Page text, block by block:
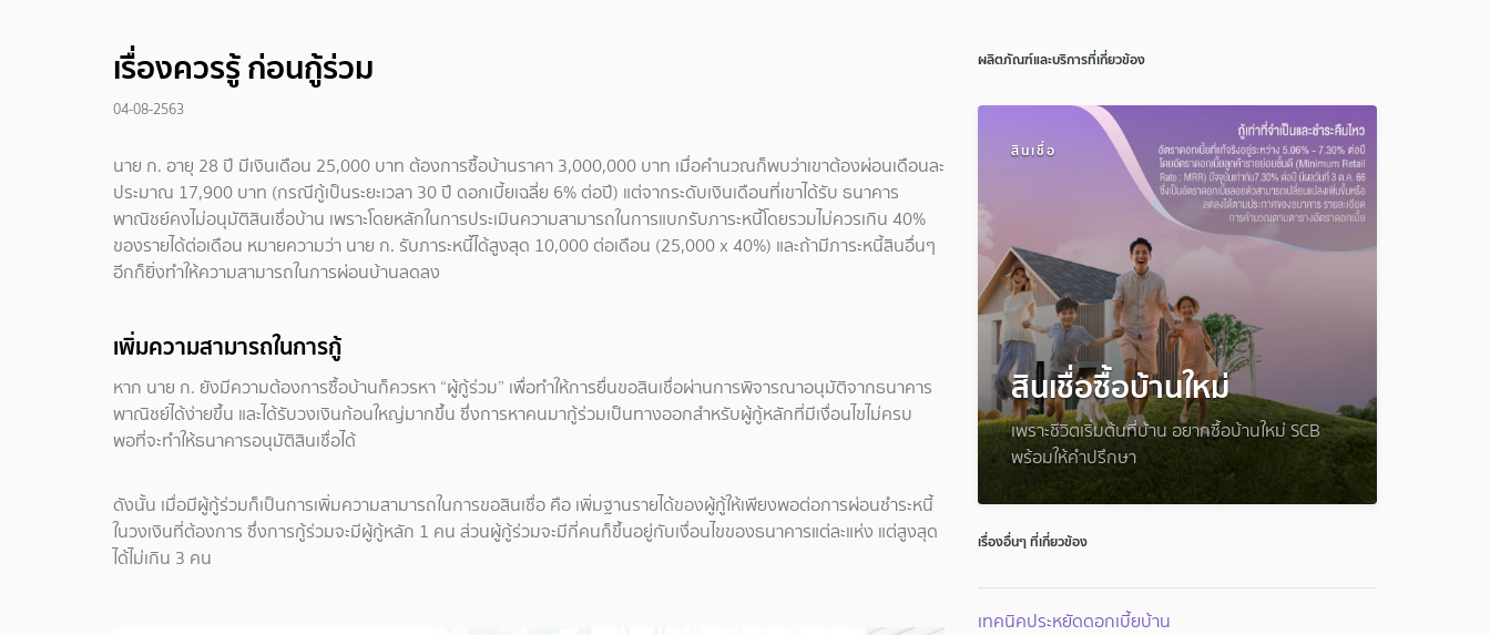
เรื่องควรรู้ ก่อนกู้ร่วม
04-08-2563
นาย ก. อายุ 28 ปี มีเงินเดือน 25,000 บาท ต้องการซื้อบ้านราคา 3,000,000 บาท เมื่อคำนวณก็พบว่าเขาต้องผ่อนเดือนละ
ประมาณ 17,900 บาท (กรณีกู้เป็นระยะเวลา 30 ปี ดอกเบี้ยเฉลี่ย 6% ต่อปี) แต่จากระดับเงินเดือนที่เขาได้รับ ธนาคาร
พาณิชย์คงไม่อนุมัติสินเชื่อบ้าน เพราะโดยหลักในการประเมินความสามารถในการแบกรับภาระหนี้โดยรวมไม่ควรเกิน 40%
ของรายได้ต่อเดือน หมายความว่า นาย ก. รับภาระหนี้ได้สูงสุด 10,000 ต่อเดือน (25,000 x 40%) และถ้ามีภาระหนี้สินอื่นๆ
อีกก็ยิ่งทำให้ความสามารถในการผ่อนบ้านลดลง
เพิ่มความสามารถในการกู้
หาก นาย ก. ยังมีความต้องการซื้อบ้านก็ควรหา “ผู้กู้ร่วม” เพื่อทำให้การยื่นขอสินเชื่อผ่านการพิจารณาอนุมัติจากธนาคาร
พาณิชย์ได้ง่ายขึ้น และได้รับวงเงินก้อนใหญ่มากขึ้น ซึ่งการหาคนมากู้ร่วมเป็นทางออกสำหรับผู้กู้หลักที่มีเงื่อนไขไม่ครบ
พอที่จะทำให้ธนาคารอนุมัติสินเชื่อได้
ดังนั้น เมื่อมีผู้กู้ร่วมก็เป็นการเพิ่มความสามารถในการขอสินเชื่อ คือ เพิ่มฐานรายได้ของผู้กู้ให้เพียงพอต่อการผ่อนชำระหนี้
ในวงเงินที่ต้องการ ซึ่งการกู้ร่วมจะมีผู้กู้หลัก 1 คน ส่วนผู้กู้ร่วมจะมีกี่คนก็ขึ้นอยู่กับเงื่อนไขของธนาคารแต่ละแห่ง แต่สูงสุด
ได้ไม่เกิน 3 คน
ผลิตภัณฑ์และบริการที่เกี่ยวข้อง
สินเชื่อ
สินเชื่อซื้อบ้านใหม่
เพราะชีวิตเริ่มต้นที่บ้าน อยากซื้อบ้านใหม่ SCB
พร้อมให้คำปรึกษา
เรื่องอื่นๆ ที่เกี่ยวข้อง
เทคนิคประหยัดดอกเบี้ยบ้าน